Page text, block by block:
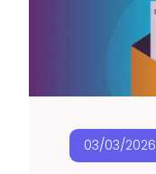
03/03/2026